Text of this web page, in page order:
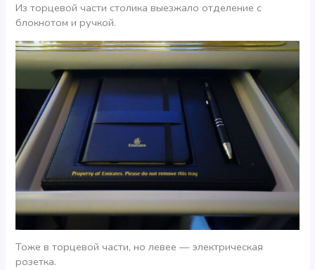
Из торцевой части столика выезжало отделение с
блокнотом и ручкой.
Тоже в торцевой части, но левее — электрическая
розетка.